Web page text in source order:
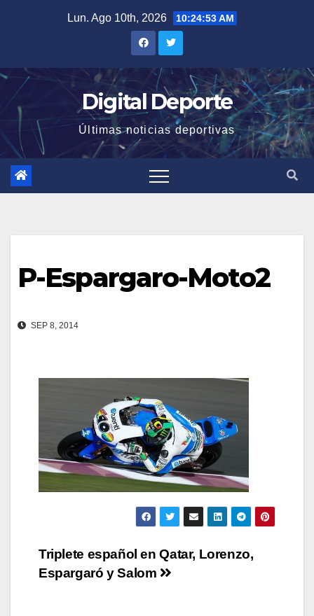
Lun. Ago 10th, 2026 10:24:53 AM
Digital Deporte
Últimas noticias deportivas
P-Espargaro-Moto2
SEP 8, 2014
Navegación
de
Triplete español en Qatar, Lorenzo,
Espargaró y Salom